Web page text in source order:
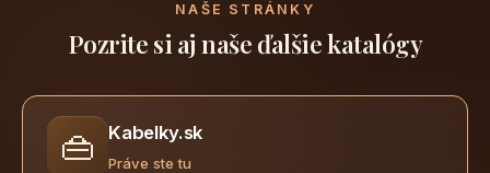
NAŠE STRÁNKY
Pozrite si aj naše ďalšie katalógy
👜 Kabelky.sk
Práve ste tu